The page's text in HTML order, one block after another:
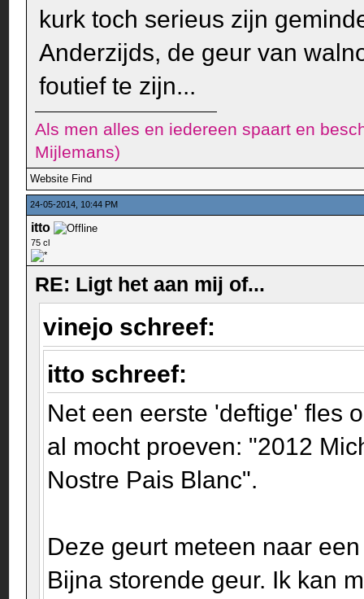
kurk toch serieus zijn
Anderzijds, de geur van
foutief te zijn...
Als men alles en iedereen spaart en
Mijlemans)
Website Find
24-05-2014, 10:44 PM
itto
75 cl
RE: Ligt het aan mij of...
vinejo schreef:
itto schreef:
Net een eerste 'deftige' fles
al mocht proeven: "2012
Nostre Pais Blanc".
Deze geurt meteen naar
Bijna storende geur. Ik kan